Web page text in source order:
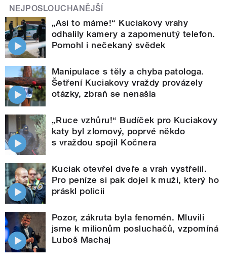
NEJPOSLOUCHANĚJŠÍ
„Asi to máme!“ Kuciakovy vrahy
odhalily kamery a zapomenutý telefon.
Pomohl i nečekaný svědek
Manipulace s těly a chyba patologa.
Šetření Kuciakovy vraždy provázely
otázky, zbraň se nenašla
„Ruce vzhůru!“ Budíček pro Kuciakovy
katy byl zlomový, poprvé někdo
s vraždou spojil Kočnera
Kuciak otevřel dveře a vrah vystřelil.
Pro peníze si pak dojel k muži, který ho
práskl policii
Pozor, zákruta byla fenomén. Mluvili
jsme k milionům posluchačů, vzpomíná
Luboš Machaj